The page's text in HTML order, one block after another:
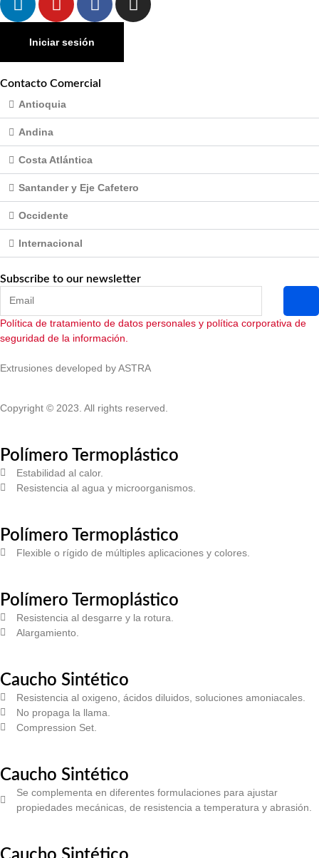
Iniciar sesión
Contacto Comercial
Antioquia
Andina
Costa Atlántica
Santander y Eje Cafetero
Occidente
Internacional
Subscribe to our newsletter
Política de tratamiento de datos personales y política corporativa de
seguridad de la información.
Extrusiones developed by ASTRA
Copyright © 2023. All rights reserved.
Polímero Termoplástico
Estabilidad al calor.
Resistencia al agua y microorganismos.
Polímero Termoplástico
Flexible o rígido de múltiples aplicaciones y colores.
Polímero Termoplástico
Resistencia al desgarre y la rotura.
Alargamiento.
Caucho Sintético
Resistencia al oxigeno, ácidos diluidos, soluciones amoniacales.
No propaga la llama.
Compression Set.
Caucho Sintético
Se complementa en diferentes formulaciones para ajustar
propiedades mecánicas, de resistencia a temperatura y abrasión.